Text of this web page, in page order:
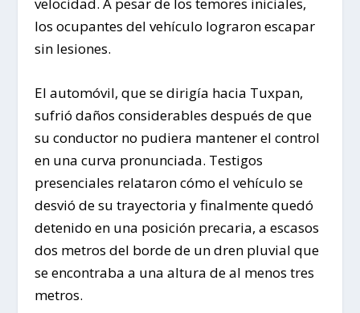
los ocupantes del vehículo lograron escapar
sin lesiones.
El automóvil, que se dirigía hacia Tuxpan,
sufrió daños considerables después de que
su conductor no pudiera mantener el control
en una curva pronunciada. Testigos
presenciales relataron cómo el vehículo se
desvió de su trayectoria y finalmente quedó
detenido en una posición precaria, a escasos
dos metros del borde de un dren pluvial que
se encontraba a una altura de al menos tres
metros.